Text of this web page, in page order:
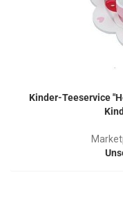
Kinder-Teeservice